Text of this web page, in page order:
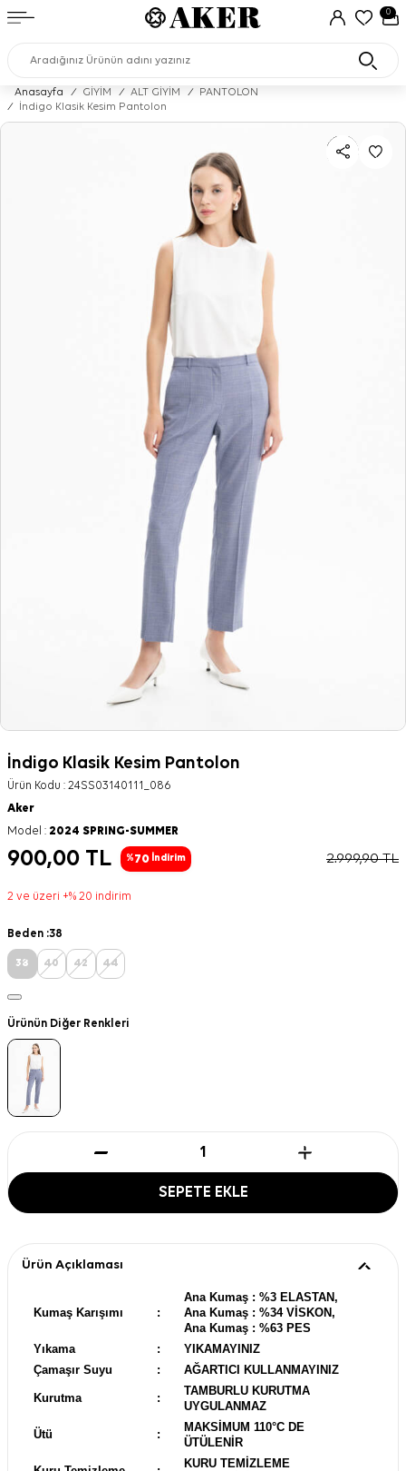
0
Anasayfa / GİYİM / ALT GİYİM /
PANTOLON
/
İndigo Klasik Kesim Pantolon
İndigo Klasik Kesim Pantolon
Ürün Kodu : 24SS03140111_086
Aker
Model : 2024 SPRING-SUMMER
900,00 TL %70 İndirim 2.999,90TL
2 ve üzeri +% 20 indirim
Beden :38
38 40 42 44
Ürünün Diğer Renkleri
SEPETE EKLE
Ürün Açıklaması
Kumaş Karışımı :
Ana Kumaş : %3 ELASTAN,
Ana Kumaş : %34 VİSKON,
Ana Kumaş : %63 PES
Yıkama
:
YIKAMAYINIZ
Çamaşır Suyu
: AĞARTICI KULLANMAYINIZ
Kurutma :
TAMBURLU KURUTMA
UYGULANMAZ
Ütü :
MAKSİMUM 110°C DE
ÜTÜLENİR
KURU TEMİZLEME